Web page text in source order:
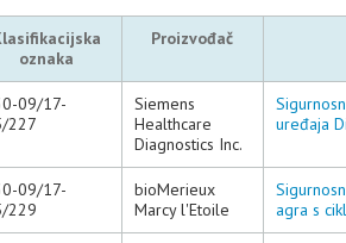
oznaka
Proizvođač
09/17-
227
Siemens
Healthcare
Diagnostics Inc.
uređaja
09/17-
229
bioMerieux
Marcy l'Etoile
agra s